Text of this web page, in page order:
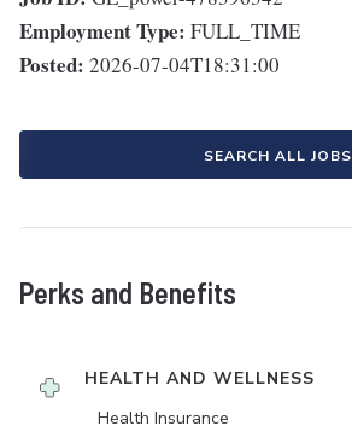
Employment Type: FULL_TIME
Posted: 2026-07-04T18:31:00
SEARCH ALL JOBS
Perks and Benefits
HEALTH AND WELLNESS
Health Insurance